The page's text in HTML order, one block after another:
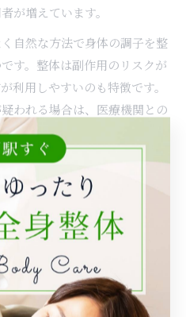
が増えています。
自然な方法で身体の調子を整
す。整体は副作用のリスクが
利用しやすいのも特徴です。
われる場合は、医療機関との
施術者とよく相談しましょ
効果の実感法
ンセリングから始まります。
整体院では、症状や生活習
ングし、身体の状態を把握し
します。初回は特に、姿勢や